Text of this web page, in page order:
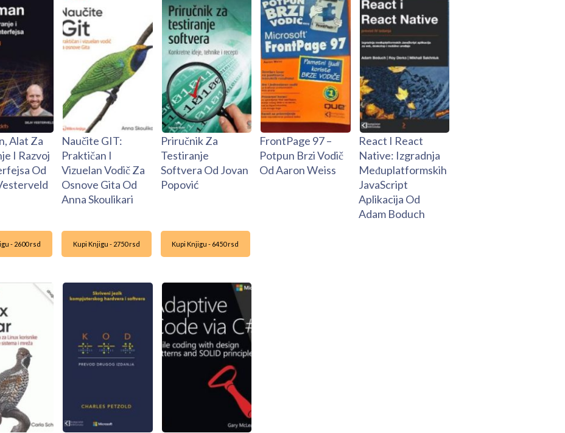
Alat Za
I Razvoj
Od
Naučite GIT:
Praktičan I
Vizuelan Vodič Za
Osnove Gita Od
Anna Skoulikari
Priručnik Za
Testiranje
Softvera Od Jovan
Popović
FrontPage 97 –
Potpun Brzi Vodič
Od Aaron Weiss
React I React
Native: Izgradnja
Međuplatformskih
JavaScript
Aplikacija Od
Adam Boduch
- 2600 rsd Kupi Knjigu - 2750 rsd Kupi Knjigu - 6450 rsd